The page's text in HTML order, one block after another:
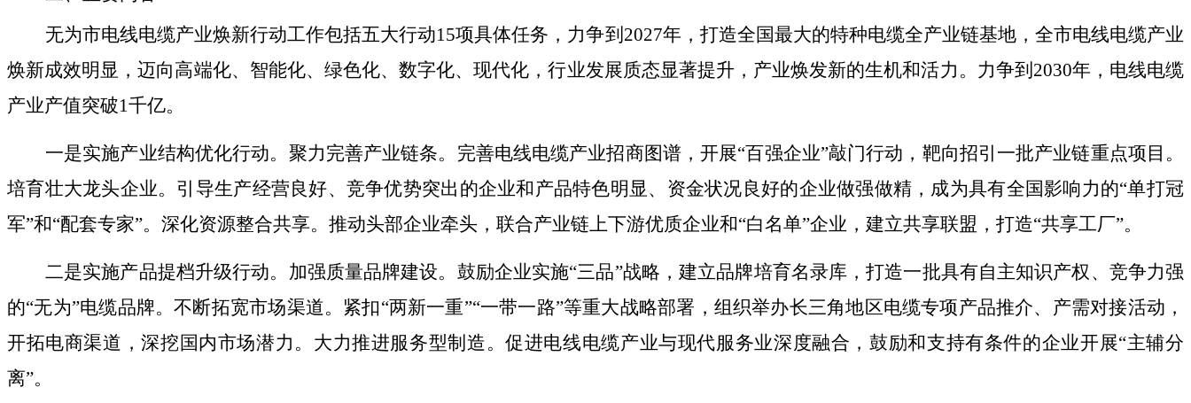
无为市电线电缆产业焕新行动工作包括五大行动15项具体任务，力争到 2027年， 打造全国最大的特种电缆全产业链基地，全市电线电缆产业
焕新成效明显，迈向高端化、智能化、绿色化、数字化、现代化 ，行业发展质态显著提升，产业焕发新的生机和活力。 力争到 2030年，电线电缆
产业产值突破1千亿。
一是实施产业结构优化行动。 聚力完善产业链条。完善电线电缆产业招商图谱，开展“百强企业”敲门行动，靶向招引一批产业链重点项目。
培育壮大龙头企业。引导生产经营良好、竞争优势突出的企业和产品特色明显、资金状况良好的企业做强做精，成为具有全国影响力的“单打冠
军”和“配套专家”。深化资源整合共享。推动头部企业牵头，联合产业链上下游优质企业和“白名单”企业，建立共享联盟，打造“共享工厂”。
二是实施产品提档升级行动。 加强质量品牌建设。鼓励企业实施“三品”战略，建立品牌培育名录库，打造一批具有自主知识产权、竞争力强
的“无为”电缆品牌。不断拓宽市场渠道。紧扣“两新一重”“一带一路”等重大战略部署，组织举办长三角地区电缆专项产品推介、产需对接活动，
开拓电商渠道，深挖国内市场潜力。大力推进服务型制造。促进电线电缆产业与现代服务业深度融合，鼓励和支持有条件的企业开展“主辅分
离”。